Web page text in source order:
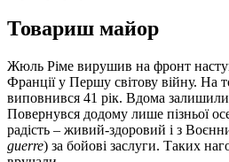
Товариш майор
Жюль Ріме вирушив на фронт
Франції у Першу світову війну. На
виповнився 41 рік. Вдома
Повернувся додому лише пізньої
радість – живий-здоровий і з
guerre) за бойові заслуги. Таких